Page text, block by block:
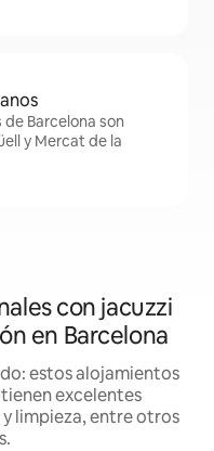
Barcelona son
y Mercat de la
con jacuzzi
en Barcelona
estos alojamientos
excelentes
limpieza, entre otros